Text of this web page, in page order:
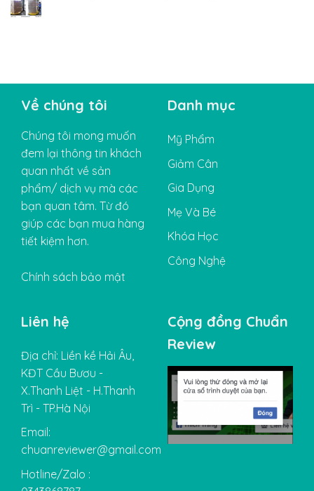
Về chúng tôi
Chúng tôi mong muốn
đem lại thông tin khách
quan nhất về sản
phẩm/ dịch vụ mà các
bạn quan tâm. Từ đó
giúp các bạn mua hàng
tiết kiệm hơn.
Chính sách bảo mật
Danh mục
Mỹ Phẩm
Giảm Cân
Gia Dụng
Mẹ Và Bé
Khóa Học
Công Nghệ
Liên hệ
Địa chỉ: Liền kề Hải Âu,
KĐT Cầu Bươu -
X.Thanh Liệt - H.Thanh
Trì - TP.Hà Nội
Email:
chuanreviewer@gmail.com
Hotline/Zalo :
Cộng đồng Chuẩn
Review